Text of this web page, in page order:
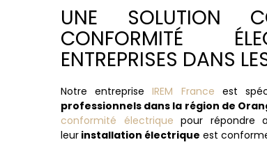
UNE SOLUTION
CONFORMITÉ
ENTREPRISES DANS
Notre entrepriseIREM France est
professionnels dans la région de
conformité électrique pour répondre
leur installation électrique est